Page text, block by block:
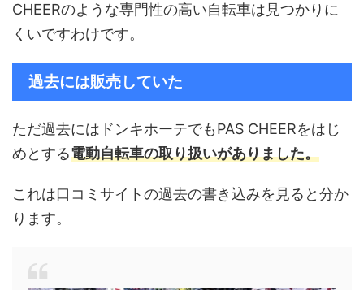
CHEERのような専門性の高い自転車は見つかりに
くいですわけです。
過去には販売していた
ただ過去にはドンキホーテでもPAS CHEERをはじ
めとする電動自転車の取り扱いがありました。
これは口コミサイトの過去の書き込みを見ると分か
ります。